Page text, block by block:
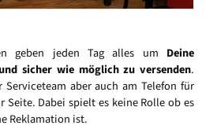
geben jeden Tag alles um Deine
sicher wie möglich zu versenden.
aber auch am Telefon für
Seite. Dabei spielt es keine Rolle ob es
Reklamation ist.